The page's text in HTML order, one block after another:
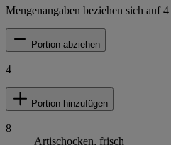
Mengenangaben beziehen sich auf4
Portion abziehen
4
Portion hinzufügen
8
Artischocken, frisch